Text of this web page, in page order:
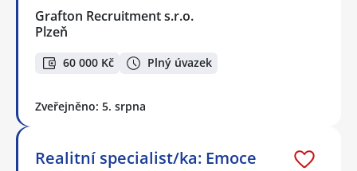
Grafton Recruitment s.r.o.
Plzeň
60 000 Kč Plný úvazek
Zveřejněno: 5. srpna
Realitní specialist/ka: Emoce